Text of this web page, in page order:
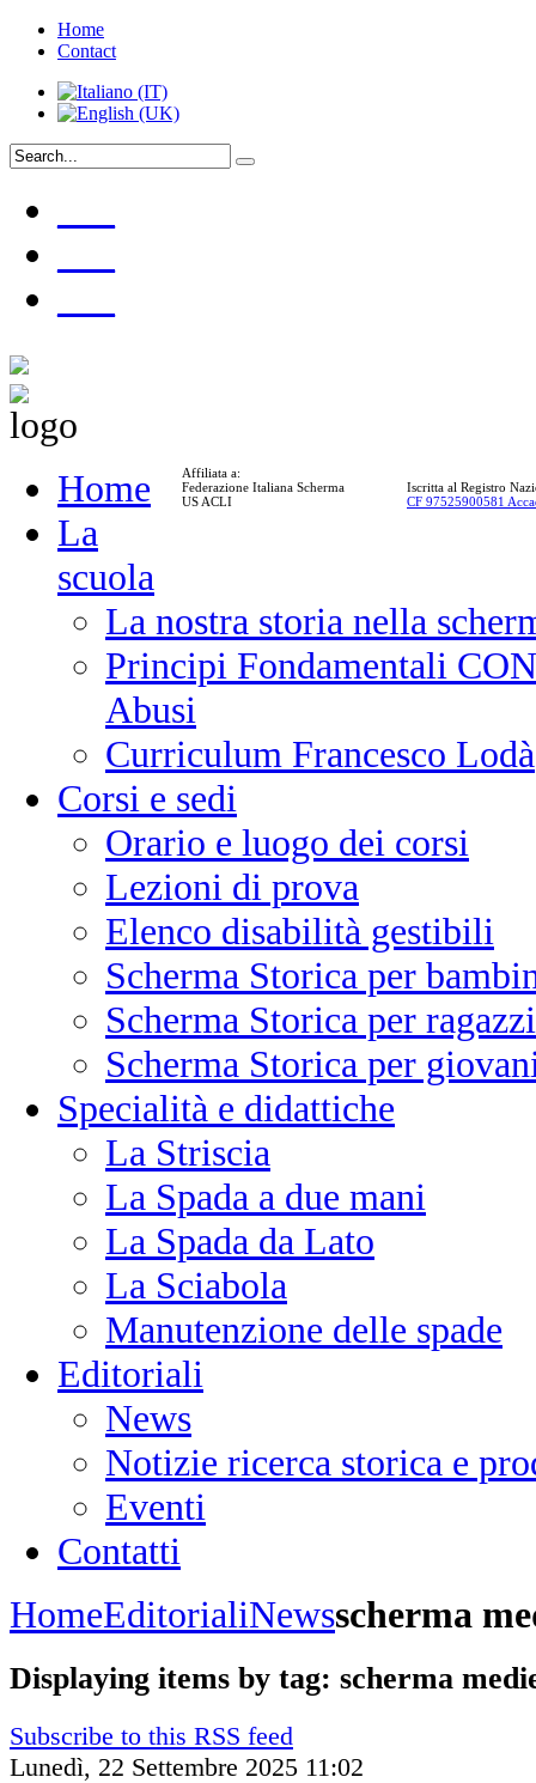
Home
Contact
Affiliata a:
Federazione Italiana Scherma
US ACLI
Iscritta al Registro
CF 97525900581
Home
La
scuola
La nostra storia nella
Principi Fondamentali
Abusi
Curriculum Francesco Lodà
Corsi e sedi
Orario e luogo dei corsi
Lezioni di prova
Elenco disabilità gestibili
Scherma Storica per
Scherma Storica per ragazzi
Scherma Storica per
Specialità e didattiche
La Striscia
La Spada a due mani
La Spada da Lato
La Sciabola
Manutenzione delle spade
Editoriali
News
Notizie ricerca storica e
Eventi
Contatti
HomeEditorialiNewsscherma
Displaying items by tag: scherma
Subscribe to this RSS feed
Lunedì, 22 Settembre 2025 11:02